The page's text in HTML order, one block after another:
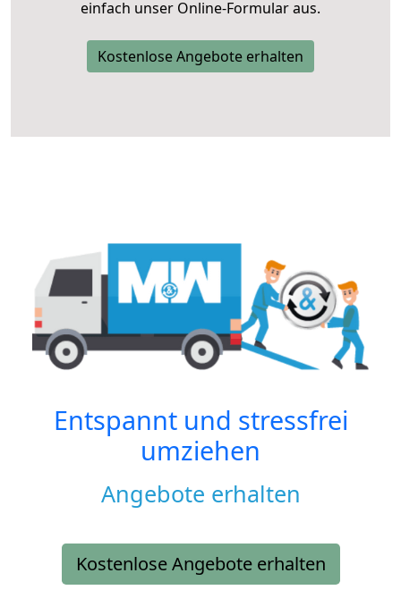
einfach unser Online-Formular aus.
Kostenlose Angebote erhalten
Entspannt und stressfrei
umziehen
Angebote erhalten
Kostenlose Angebote erhalten